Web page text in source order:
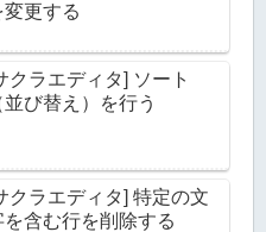
変更する
クラエディタ] ソート
並び替え）を行う
クラエディタ] 特定の文
を含む行を削除する